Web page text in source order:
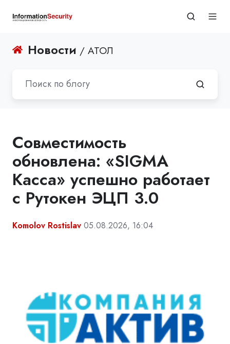
Новости / АТОЛ
Совместимость
обновлена: «SIGMA
Касса» успешно работает
с Рутокен ЭЦП 3.0
Komolov Rostislav 05.08.2026, 16:04